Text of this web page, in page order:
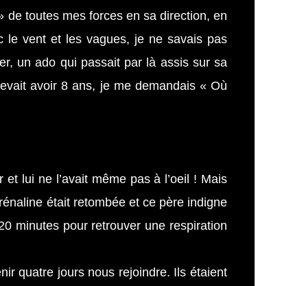
de toutes mes forces en sa direction, en
le vent et les vagues, je ne savais pas
un ado qui passait par là assis sur sa
avoir 8 ans, je me demandais « Où
et lui ne l’avait même pas à l’oeil ! Mais
était retombée et ce père indigne
minutes pour retrouver une respiration
quatre jours nous rejoindre. Ils étaient